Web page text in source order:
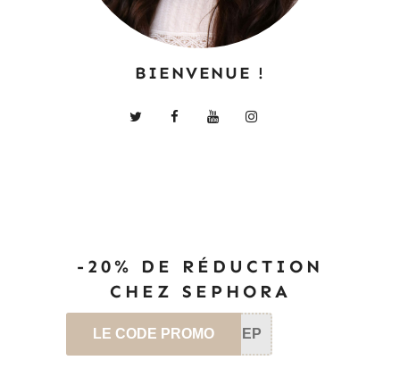
BIENVENUE !
-20% DE RÉDUCTION
CHEZ SEPHORA
LE CODE PROMO SEP